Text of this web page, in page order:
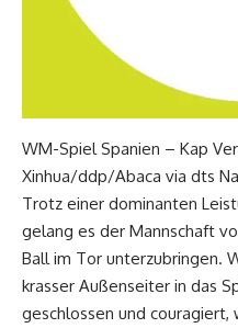
WM-Spiel Spanien – Kap
Xinhua/ddp/Abaca via dts
Trotz einer dominanten
gelang es der Mannschaft
Ball im Tor unterzubringen.
krasser Außenseiter in das
geschlossen und couragiert,